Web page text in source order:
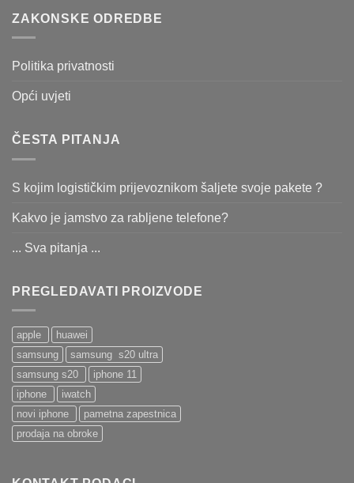
ZAKONSKE ODREDBE
Politika privatnosti
Opći uvjeti
ČESTA PITANJA
S kojim logističkim prijevoznikom šaljete svoje pakete ?
Kakvo je jamstvo za rabljene telefone?
... Sva pitanja ...
PREGLEDAVATI PROIZVODE
apple
huawei
samsung
samsung s20 ultra
samsung s20
iphone 11
iphone
iwatch
novi iphone
pametna zapestnica
prodaja na obroke